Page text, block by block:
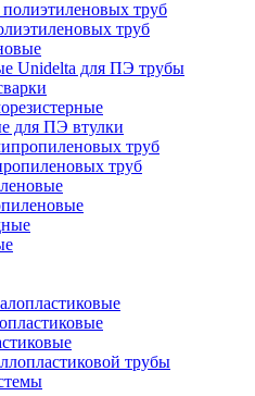
труб
Unidelta для ПЭ трубы
для ПЭ втулки
труб
трубы